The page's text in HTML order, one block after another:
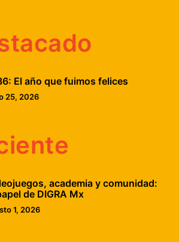
El año que fuimos felices
25, 2026
academia y comunidad:
de DIGRA Mx
1, 2026